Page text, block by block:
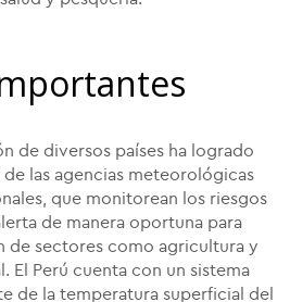
de diversos países ha logrado
las agencias meteorológicas
que monitorean los riesgos
de manera oportuna para
de sectores como agricultura y
El Perú cuenta con un sistema
de la temperatura superficial del